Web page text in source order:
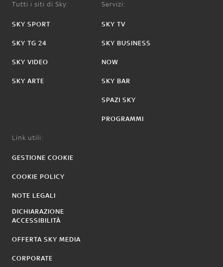
Tutti i siti di Sky:
SKY SPORT
SKY TG 24
SKY VIDEO
SKY ARTE
Servizi:
SKY TV
SKY BUSINESS
NOW
SKY BAR
SPAZI SKY
PROGRAMMI
Link utili:
GESTIONE COOKIE
COOKIE POLICY
NOTE LEGALI
DICHIARAZIONE
ACCESSIBILITÀ
OFFERTA SKY MEDIA
CORPORATE